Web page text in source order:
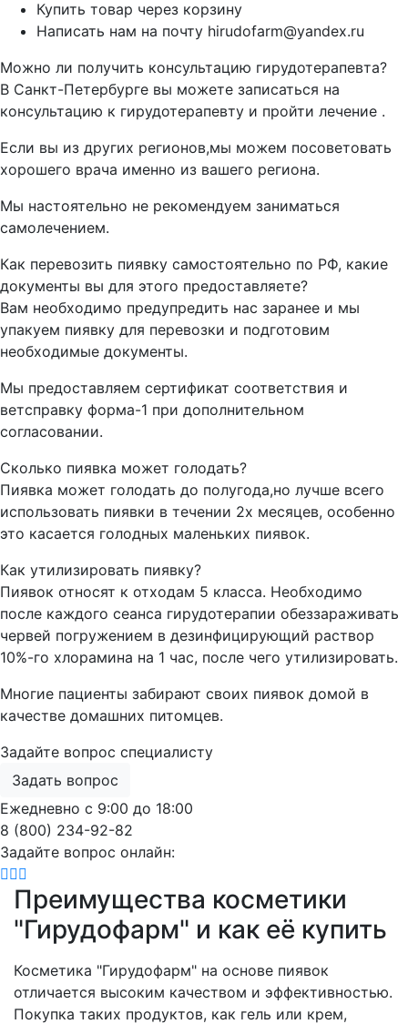
Купить товар через корзину
Написать нам на почту hirudofarm@yandex.ru
Можно ли получить консультацию гирудотерапевта?
В Санкт-Петербурге вы можете записаться на
консультацию к гирудотерапевту и пройти лечение .
Если вы из других регионов,мы можем посоветовать
хорошего врача именно из вашего региона.
Мы настоятельно не рекомендуем заниматься
самолечением.
Как перевозить пиявку самостоятельно по РФ, какие
документы вы для этого предоставляете?
Вам необходимо предупредить нас заранее и мы
упакуем пиявку для перевозки и подготовим
необходимые документы.
Мы предоставляем сертификат соответствия и
ветсправку форма-1 при дополнительном
согласовании.
Сколько пиявка может голодать?
Пиявка может голодать до полугода,но лучше всего
использовать пиявки в течении 2х месяцев, особенно
это касается голодных маленьких пиявок.
Как утилизировать пиявку?
Пиявок относят к отходам 5 класса. Необходимо
после каждого сеанса гирудотерапии обеззараживать
червей погружением в дезинфицирующий раствор
10%-го хлорамина на 1 час, после чего утилизировать.
Многие пациенты забирают своих пиявок домой в
качестве домашних питомцев.
Задайте вопрос специалисту
Задать вопрос
Ежедневно с 9:00 до 18:00
8 (800) 234-92-82
Задайте вопрос онлайн:
Преимущества косметики
"Гирудофарм" и как её купить
Косметика "Гирудофарм" на основе пиявок
отличается высоким качеством и эффективностью.
Покупка таких продуктов, как гель или крем,